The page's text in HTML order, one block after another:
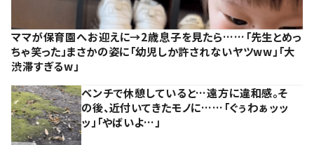
ママが保育園へお迎えに→2歳息子を見たら……「先生とめっ
ちゃ笑った」まさかの姿に「幼児しか許されないヤツww」「大
渋滞すぎるw」
ベンチで休憩していると…遠方に違和感。そ
の後、近付いてきたモノに……「ぐぅわぁッッ
ッ」「やばいよ…」